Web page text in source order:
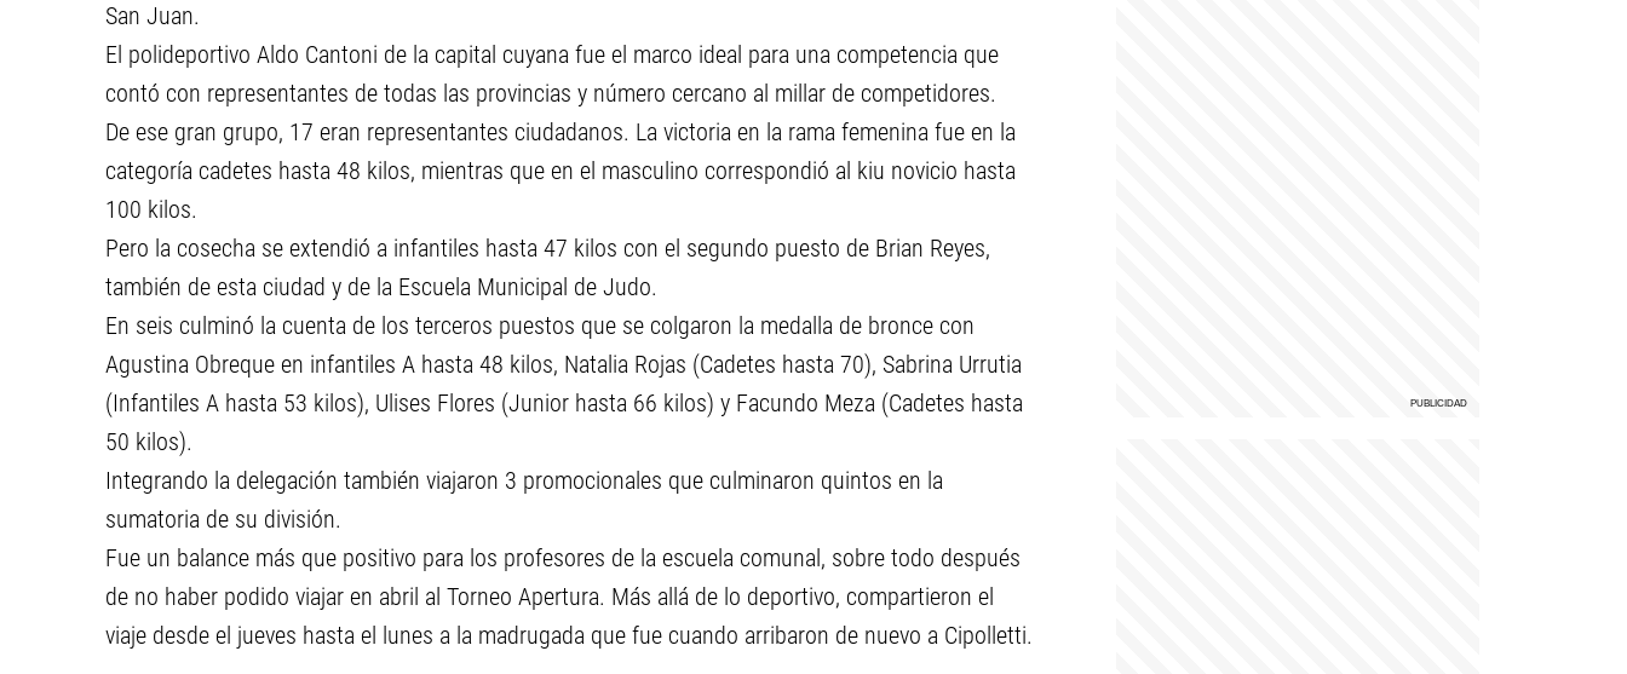
San Juan.
El polideportivo Aldo Cantoni de la capital cuyana fue el marco ideal para una competencia que
contó con representantes de todas las provincias y número cercano al millar de competidores.
De ese gran grupo, 17 eran representantes ciudadanos. La victoria en la rama femenina fue en la
categoría cadetes hasta 48 kilos, mientras que en el masculino correspondió al kiu novicio hasta
100 kilos.
Pero la cosecha se extendió a infantiles hasta 47 kilos con el segundo puesto de Brian Reyes,
también de esta ciudad y de la Escuela Municipal de Judo.
En seis culminó la cuenta de los terceros puestos que se colgaron la medalla de bronce con
Agustina Obreque en infantiles A hasta 48 kilos, Natalia Rojas (Cadetes hasta 70), Sabrina Urrutia
(Infantiles A hasta 53 kilos), Ulises Flores (Junior hasta 66 kilos) y Facundo Meza (Cadetes hasta
50 kilos).
Integrando la delegación también viajaron 3 promocionales que culminaron quintos en la
sumatoria de su división.
Fue un balance más que positivo para los profesores de la escuela comunal, sobre todo después
de no haber podido viajar en abril al Torneo Apertura. Más allá de lo deportivo, compartieron el
viaje desde el jueves hasta el lunes a la madrugada que fue cuando arribaron de nuevo a Cipolletti.